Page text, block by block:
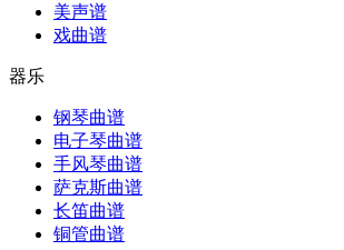
美声谱
戏曲谱
器乐
钢琴曲谱
电子琴曲谱
手风琴曲谱
萨克斯曲谱
长笛曲谱
铜管曲谱